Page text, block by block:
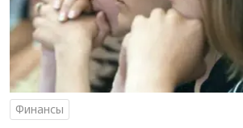
Финансы